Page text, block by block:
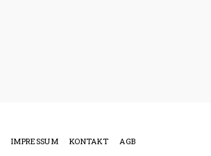
IMPRESSUM KONTAKT AGB